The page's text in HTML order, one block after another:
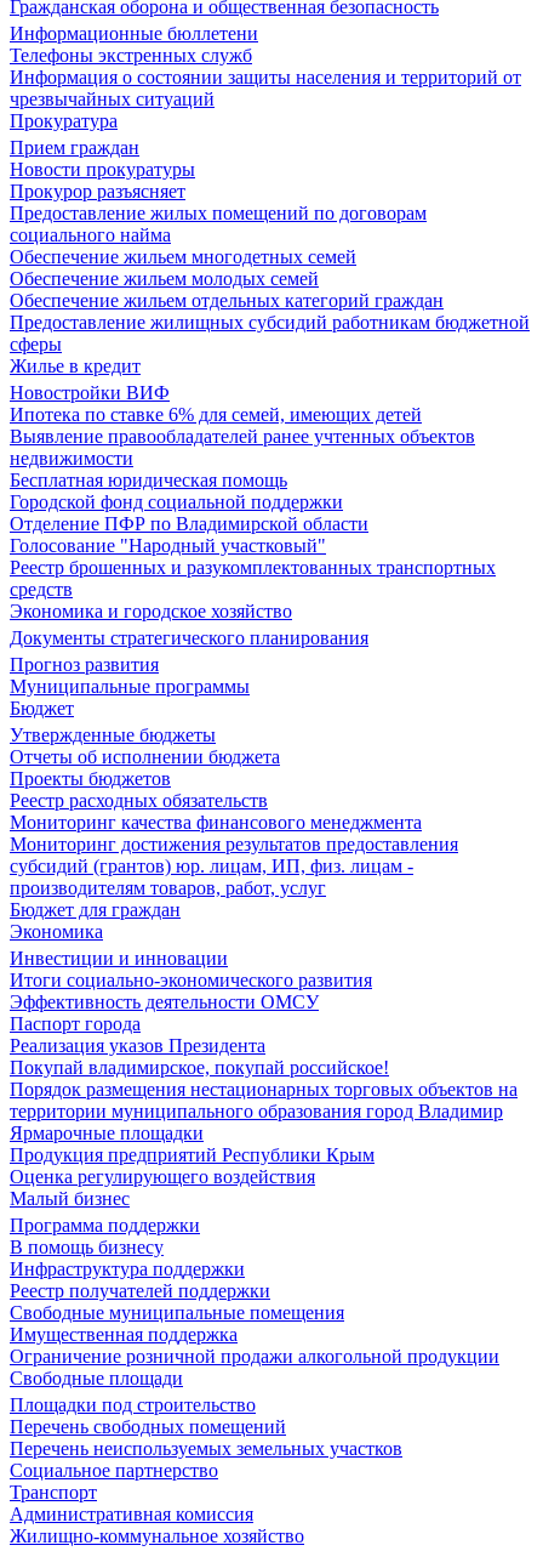
Гражданская оборона и общественная безопасность
Информационные бюллетени
Телефоны экстренных служб
Информация о состоянии защиты населения и территорий от
чрезвычайных ситуаций
Прокуратура
Прием граждан
Новости прокуратуры
Прокурор разъясняет
Предоставление жилых помещений по договорам
социального найма
Обеспечение жильем многодетных семей
Обеспечение жильем молодых семей
Обеспечение жильем отдельных категорий граждан
Предоставление жилищных субсидий работникам бюджетной
сферы
Жилье в кредит
Новостройки ВИФ
Ипотека по ставке 6% для семей, имеющих детей
Выявление правообладателей ранее учтенных объектов
недвижимости
Бесплатная юридическая помощь
Городской фонд социальной поддержки
Отделение ПФР по Владимирской области
Голосование "Народный участковый"
Реестр брошенных и разукомплектованных транспортных
средств
Экономика и городское хозяйство
Документы стратегического планирования
Прогноз развития
Муниципальные программы
Бюджет
Утвержденные бюджеты
Отчеты об исполнении бюджета
Проекты бюджетов
Реестр расходных обязательств
Мониторинг качества финансового менеджмента
Мониторинг достижения результатов предоставления
субсидий (грантов) юр. лицам, ИП, физ. лицам -
производителям товаров, работ, услуг
Бюджет для граждан
Экономика
Инвестиции и инновации
Итоги социально-экономического развития
Эффективность деятельности ОМСУ
Паспорт города
Реализация указов Президента
Покупай владимирское, покупай российское!
Порядок размещения нестационарных торговых объектов на
территории муниципального образования город Владимир
Ярмарочные площадки
Продукция предприятий Республики Крым
Оценка регулирующего воздействия
Малый бизнес
Программа поддержки
В помощь бизнесу
Инфраструктура поддержки
Реестр получателей поддержки
Свободные муниципальные помещения
Имущественная поддержка
Ограничение розничной продажи алкогольной продукции
Свободные площади
Площадки под строительство
Перечень свободных помещений
Перечень неиспользуемых земельных участков
Социальное партнерство
Транспорт
Административная комиссия
Жилищно-коммунальное хозяйство